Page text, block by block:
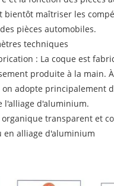
bientôt maîtriser les
pièces automobiles.
techniques
: La coque est
produite à la main.
adopte principalement
l'alliage d'aluminium.
transparent et
en alliage d'aluminium